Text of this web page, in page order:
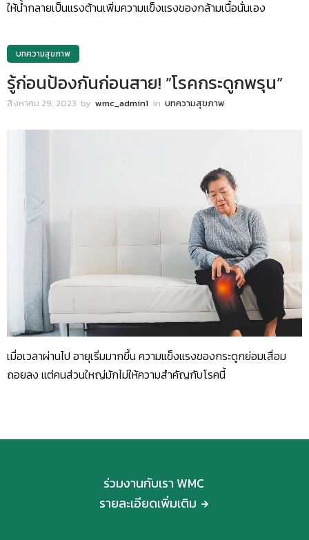
ให้น้ำกลายเป็นแรงต้านเพิ่มความแข็งแรงของกล้ามเนื้อนั่นเอง
บทความสุขภาพ
รู้ก่อนป้องกันก่อนสาย! ”โรคกระดูกพรุน”
สิงหาคม 29, 2023 by wmc_admin1 in บทความสุขภาพ
เมื่อเวลาผ่านไป อายุเริ่มมากขึ้น ความแข็งแรงของกระดูกย่อมเสื่อม
ถอยลง แต่คนส่วนใหญ่มักไม่ให้ความสำคัญกับโรคนี้
ร่วมงานกับเรา WMC
รายละเอียดเพิ่มเติม